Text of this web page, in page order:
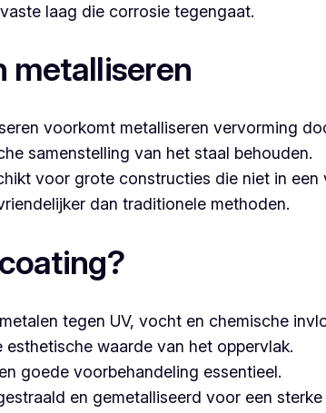
laag die corrosie tegengaat.
metalliseren
voorkomt metalliseren vervorming
samenstelling van het staal behouden.
voor grote constructies die niet in een
dan traditionele methoden.
tegen UV, vocht en chemische
waarde van het oppervlak.
goede voorbehandeling essentieel.
en gemetalliseerd voor een